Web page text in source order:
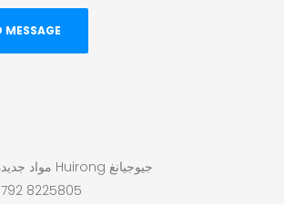
جيوجيانغ Huirong مواد جديدة المحدودة
8225805